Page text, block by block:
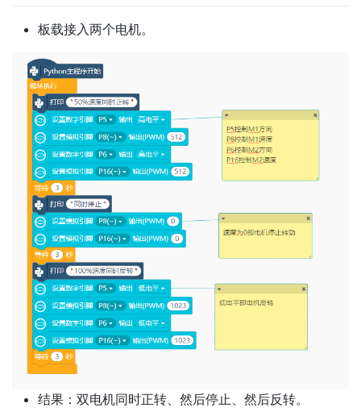
板载接入两个电机。
结果：双电机同时正转、然后停止、然后反转。